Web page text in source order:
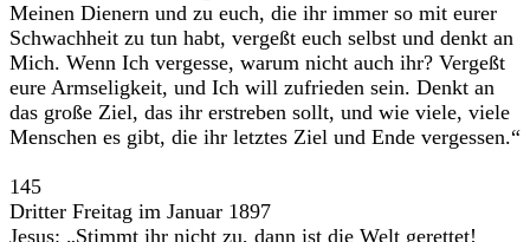
Meinen Dienern und zu euch, die ihr immer so mit eurer
Schwachheit zu tun habt, vergeßt euch selbst und denkt an
Mich. Wenn Ich vergesse, warum nicht auch ihr? Vergeßt
eure Armseligkeit, und Ich will zufrieden sein. Denkt an
das große Ziel, das ihr erstreben sollt, und wie viele, viele
Menschen es gibt, die ihr letztes Ziel und Ende vergessen.“
145
Dritter Freitag im Januar 1897
Jesus: „Stimmt ihr nicht zu, dann ist die Welt gerettet!